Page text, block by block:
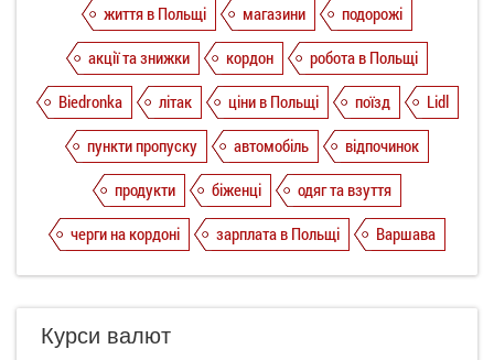
життя в Польщі магазини
подорожі
акції та знижки
кордон
робота в Польщі
Biedronka
літак ціни в Польщі поїзд
Lidl
пункти пропуску
автомобіль
відпочинок
продукти
біженці
одяг та взуття
черги на кордоні
зарплата в Польщі Варшава
Курси валют